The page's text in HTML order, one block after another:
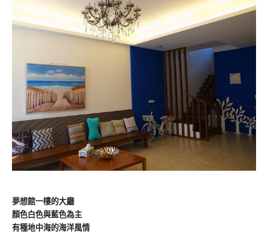
夢想館一樓的大廳
顏色白色與藍色為主
有種地中海的海洋風情